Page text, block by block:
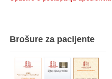
Brošure za pacijente